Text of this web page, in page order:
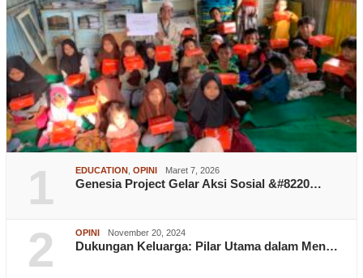
1 EDUCATION OPINI Maret 7, 2026
Genesia Project Gelar Aksi Sosial &#8220…
2 OPINI November 20, 2024
Dukungan Keluarga: Pilar Utama dalam Men…